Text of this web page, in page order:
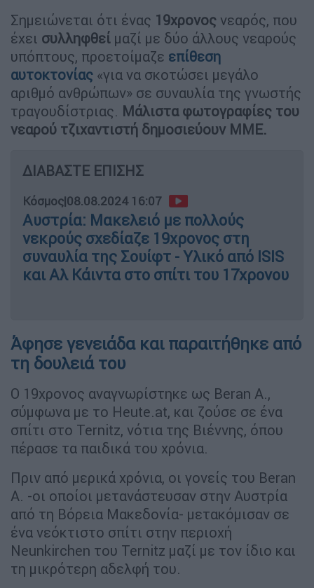
Σημειώνεται ότι ένας 19χρονος νεαρός, που
έχει συλληφθεί μαζί με δύο άλλους νεαρούς
υπόπτους, προετοίμαζε επίθεση
αυτοκτονίας «για να σκοτώσει μεγάλο
αριθμό ανθρώπων» σε συναυλία της γνωστής
τραγουδίστριας. Μάλιστα φωτογραφίες του
νεαρού τζιχαντιστή δημοσιεύουν ΜΜΕ.
ΔΙΑΒΑΣΤΕ ΕΠΙΣΗΣ
Κόσμος|08.08.2024 16:07
Αυστρία: Μακελειό με πολλούς
νεκρούς σχεδίαζε 19χρονος στη
συναυλία της Σουίφτ - Υλικό από ISIS
και Αλ Κάιντα στο σπίτι του 17χρονου
Άφησε γενειάδα και παραιτήθηκε από
τη δουλειά του
Ο 19χρονος αναγνωρίστηκε ως Beran A.,
σύμφωνα με το Heute.at, και ζούσε σε ένα
σπίτι στο Ternitz, νότια της Βιέννης, όπου
πέρασε τα παιδικά του χρόνια.
Πριν από μερικά χρόνια, οι γονείς του Beran
A. -οι οποίοι μετανάστευσαν στην Αυστρία
από τη Βόρεια Μακεδονία- μετακόμισαν σε
ένα νεόκτιστο σπίτι στην περιοχή
Neunkirchen του Ternitz μαζί με τον ίδιο και
τη μικρότερη αδελφή του.